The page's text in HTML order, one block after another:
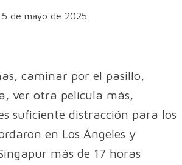
de mayo de 2025
caminar por el pasillo,
ver otra película más,
suficiente distracción para los
en Los Ángeles y
más de 17 horas